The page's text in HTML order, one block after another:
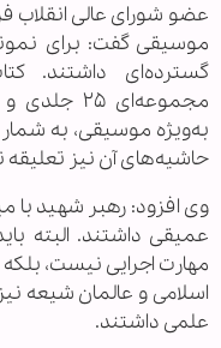
عضو شورای عالی انقلاب
موسیقی گفت: برای
گسترده‌ای داشتند.
مجموعه‌ای
به‌ویژه موسیقی، به
حاشیه‌های آن نیز تعلیقه
وی افزود: رهبر شهید
عمیقی داشتند. البته
مهارت اجرایی نیست،
اسلامی و عالمان شیعه
علمی داشتند.